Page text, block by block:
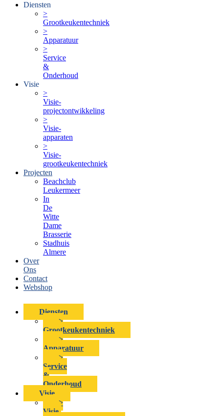
Diensten
>
Grootkeukentechniek
>
Apparatuur
>
Service
&
Onderhoud
Visie
>
Visie-
projectontwikkeling
>
Visie-
apparaten
>
Visie-
grootkeukentechniek
Projecten
Beachclub
Leukermeer
In
De
Witte
Dame
Brasserie
Stadhuis
Almere
Over
Ons
Contact
Webshop
Diensten
>
Grootkeukentechniek
>
Apparatuur
>
Service
&
Onderhoud
Visie
>
Visie-